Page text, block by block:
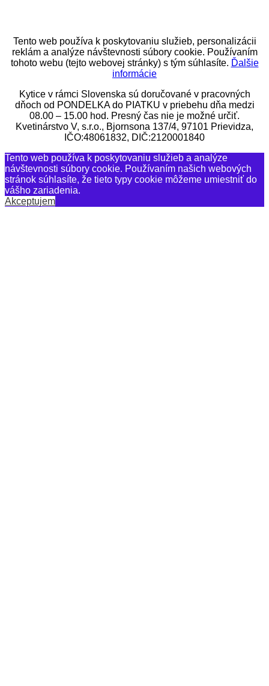
Tento web používa k poskytovaniu služieb, personalizácii
reklám a analýze návštevnosti súbory cookie. Používaním
tohoto webu (tejto webovej stránky) s tým súhlasíte. Ďalšie
informácie
Kytice v rámci Slovenska sú doručované v pracovných
dňoch od PONDELKA do PIATKU v priebehu dňa medzi
08.00 – 15.00 hod. Presný čas nie je možné určiť.
Kvetinárstvo V, s.r.o., Bjornsona 137/4, 97101 Prievidza,
IČO:48061832, DIČ:2120001840
Tento web používa k poskytovaniu služieb a analýze
návštevnosti súbory cookie. Používaním našich webových
stránok súhlasíte, že tieto typy cookie môžeme umiestniť do
vášho zariadenia.
Akceptujem